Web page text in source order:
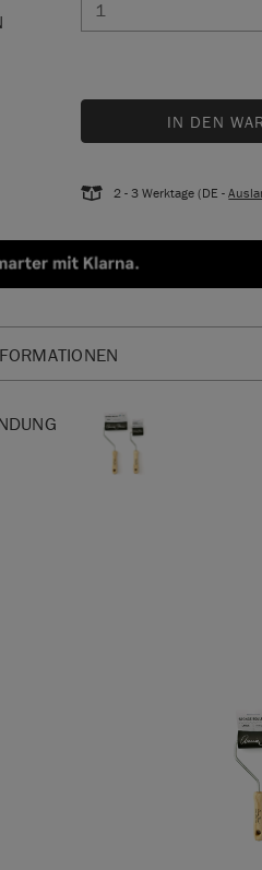
IN DEN
2 - 3 Werktage (DE -
Europäischen Union. Vertrieb